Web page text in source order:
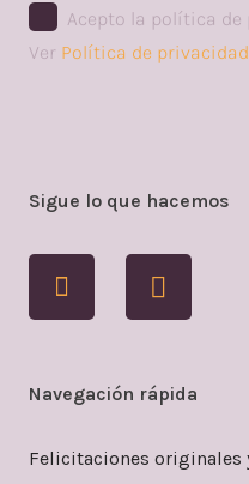
Acepto la política de
Ver Política de privacidad
Sigue lo que hacemos
Navegación rápida
Felicitaciones originales